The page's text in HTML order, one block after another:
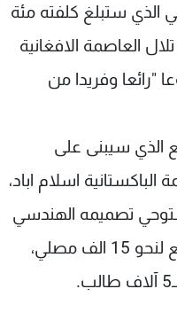
الذي ستبلغ كلفته مئة
العاصمة الافغانية
"رائعا وفريدا من
الذي سيبنى على
اسلام اباد،
تصميمه الهندسي
من خيمة بدوية عملاقة، سيتسع لنحو 15 الف مصلي،